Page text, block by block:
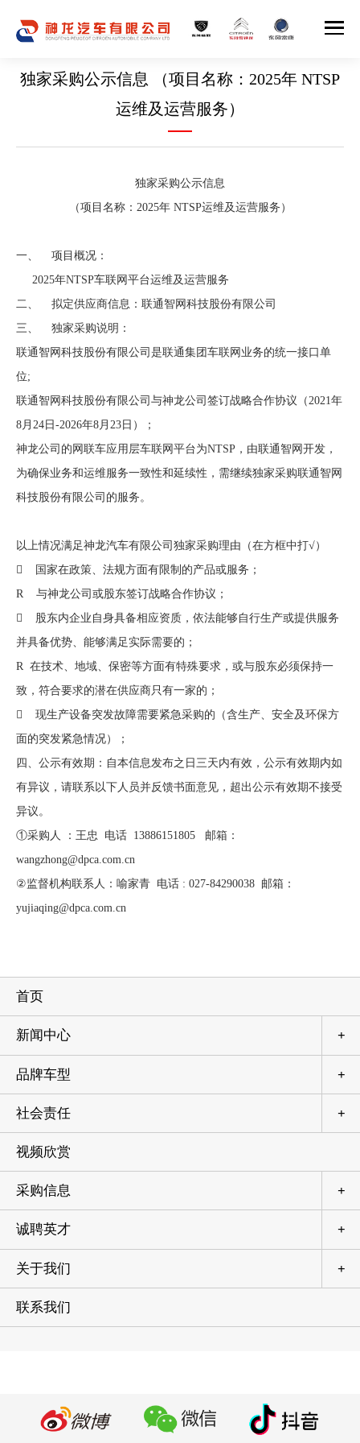
独家采购公示信息 （项目名称：2025年 NTSP
运维及运营服务）
独家采购公示信息
（项目名称：2025年 NTSP运维及运营服务）
一、 项目概况：
2025年NTSP车联网平台运维及运营服务
二、 拟定供应商信息：联通智网科技股份有限公司
三、 独家采购说明：
联通智网科技股份有限公司是联通集团车联网业务的统一接口单
位;
联通智网科技股份有限公司与神龙公司签订战略合作协议（2021年
8月24日-2026年8月23日）；
神龙公司的网联车应用层车联网平台为NTSP，由联通智网开发，
为确保业务和运维服务一致性和延续性，需继续独家采购联通智网
科技股份有限公司的服务。
以上情况满足神龙汽车有限公司独家采购理由（在方框中打√）
 国家在政策、法规方面有限制的产品或服务；
R与神龙公司或股东签订战略合作协议；
 股东内企业自身具备相应资质，依法能够自行生产或提供服务
并具备优势、能够满足实际需要的；
R在技术、地域、保密等方面有特殊要求，或与股东必须保持一
致，符合要求的潜在供应商只有一家的；
 现生产设备突发故障需要紧急采购的（含生产、安全及环保方
面的突发紧急情况）；
四、公示有效期：自本信息发布之日三天内有效，公示有效期内如
有异议，请联系以下人员并反馈书面意见，超出公示有效期不接受
异议。
①采购人 ：王忠 电话 13886151805 邮箱：
wangzhong@dpca.com.cn
②监督机构联系人：喻家青 电话 : 027-84290038 邮箱：
yujiaqing@dpca.com.cn
首页
+
新闻中心
+
品牌车型
+
社会责任
视频欣赏
+
采购信息
+
诚聘英才
+
关于我们
联系我们